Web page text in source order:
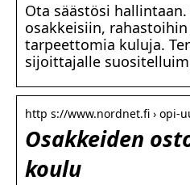
Ota säästösi
osakkeisiin, rahastoihin
tarpeettomia kuluja.
sijoittajalle
http s://www.nordnet.fi › opi-
Osakkeiden
koulu